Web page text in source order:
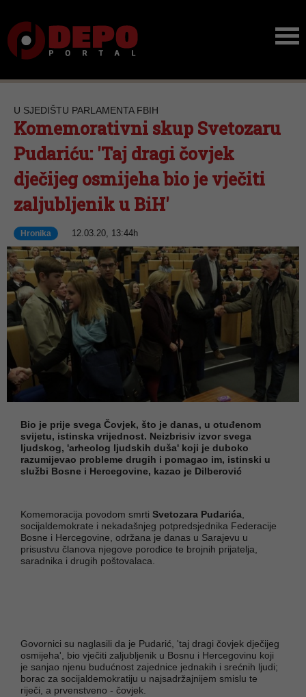
U SJEDIŠTU PARLAMENTA FBIH
Komemorativni skup Svetozaru
Pudariću: 'Taj dragi čovjek
dječijeg osmijeha bio je vječiti
zaljubljenik u BiH'
Hronika 12.03.20, 13:44h
Bio je prije svega Čovjek, što je danas, u otuđenom
svijetu, istinska vrijednost. Neizbrisiv izvor svega
ljudskog, 'arheolog ljudskih duša' koji je duboko
razumijevao probleme drugih i pomagao im, istinski u
službi Bosne i Hercegovine, kazao je Dilberović
Komemoracija povodom smrti Svetozara Pudarića
socijaldemokrate i nekadašnjeg potpredsjednika Federacije
Bosne i Hercegovine, održana je danas u Sarajevu u
prisustvu članova njegove porodice te brojnih prijatelja,
saradnika i drugih poštovalaca.
Govornici su naglasili da je Pudarić, 'taj dragi čovjek dječijeg
osmijeha', bio vječiti zaljubljenik u Bosnu i Hercegovinu koji
je sanjao njenu budućnost zajednice jednakih i srećnih ljudi;
borac za socijaldemokratiju u najsadržajnijem smislu te
riječi, a prvenstveno - čovjek.